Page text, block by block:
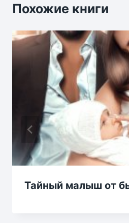
Похожие книги
Тайный малыш от